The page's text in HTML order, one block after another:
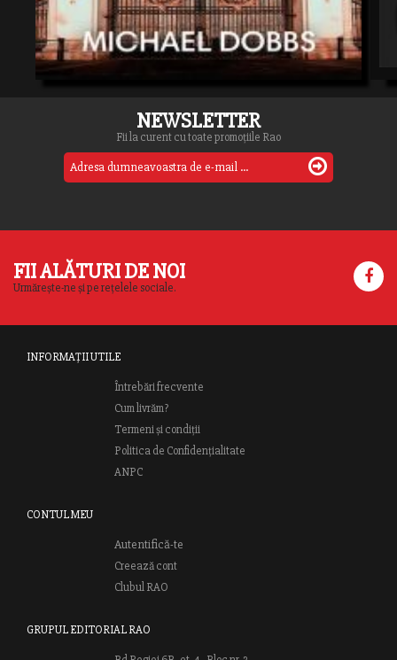
NEWSLETTER
Fii la curent cu toate promoțiile Rao
FII ALĂTURI DE NOI
Urmărește-ne și pe rețelele sociale.
INFORMAȚII UTILE
Întrebări frecvente
Cum livrăm?
Termeni și condiții
Politica de Confidențialitate
ANPC
CONTUL MEU
Autentifică-te
Creează cont
Clubul RAO
GRUPUL EDITORIAL RAO